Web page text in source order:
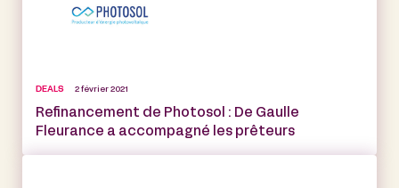
DEALS 2 février 2021
Refinancement de Photosol : De Gaulle
Fleurance a accompagné les prêteurs